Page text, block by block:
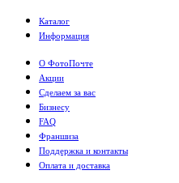
Каталог
Информация
О ФотоПочте
Акции
Сделаем за вас
Бизнесу
FAQ
Франшиза
Поддержка и контакты
Оплата и доставка